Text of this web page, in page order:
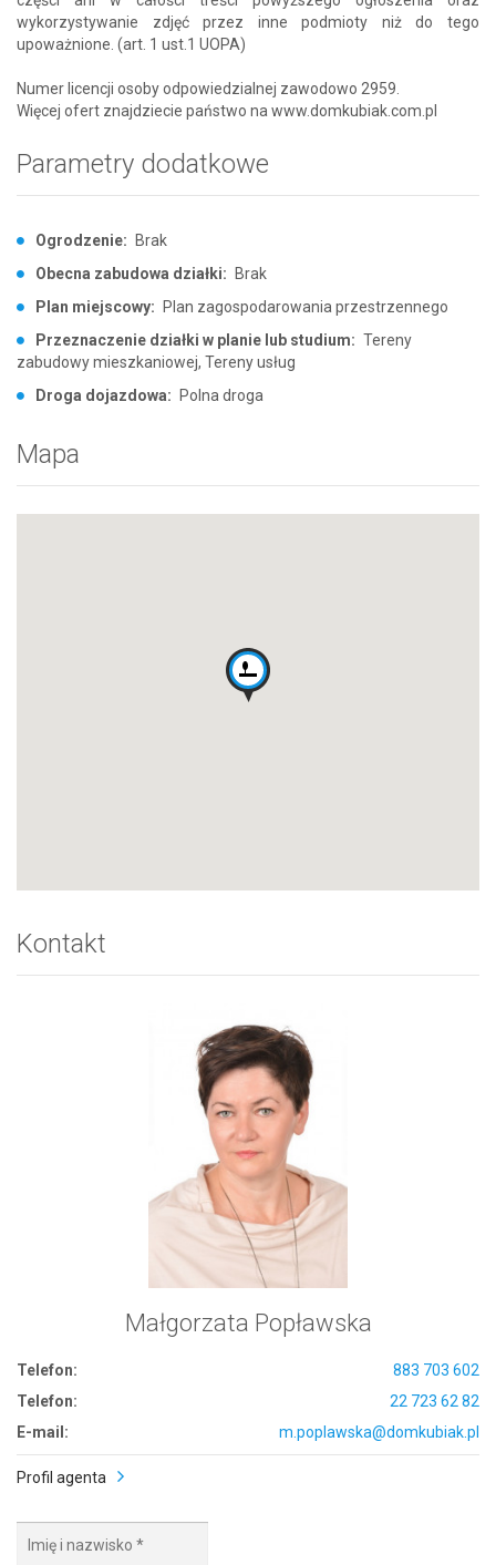
wykorzystywanie zdjęć przez inne podmioty niż do tego
upoważnione. (art. 1 ust.1 UOPA)
Numer licencji osoby odpowiedzialnej zawodowo 2959.
Więcej ofert znajdziecie państwo na www.domkubiak.com.pl
Parametry dodatkowe
Ogrodzenie: Brak
Obecna zabudowa działki: Brak
Plan miejscowy: Plan zagospodarowania przestrzennego
Przeznaczenie działki w planie lub studium: Tereny
zabudowy mieszkaniowej, Tereny usług
Droga dojazdowa: Polna droga
Mapa
Kontakt
Małgorzata Popławska
Telefon:
883 703 602
Telefon:
22 723 62 82
E-mail:
m.poplawska@domkubiak.pl
Profil agenta